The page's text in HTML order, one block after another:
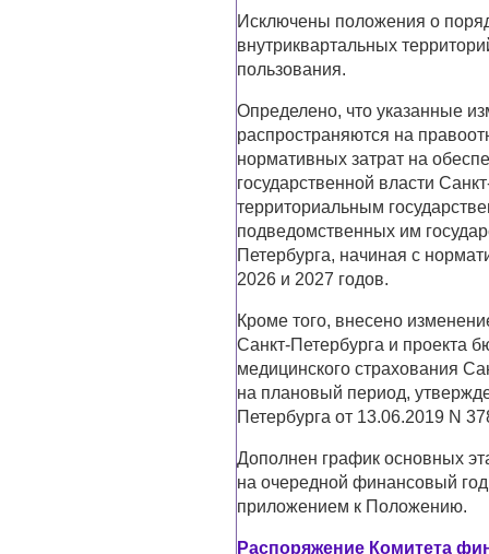
Исключены положения о
внутриквартальных
пользования.
Определено, что указанные
распространяются на
нормативных затрат на
государственной власти
территориальным
подведомственных им
Петербурга, начиная с
2026 и 2027 годов.
Кроме того, внесено
Санкт-Петербурга и проекта
медицинского страхования
на плановый период,
Петербурга от 13.06.2019 N
Дополнен график основных
на очередной финансовый
приложением к Положению.
Распоряжение Комитета